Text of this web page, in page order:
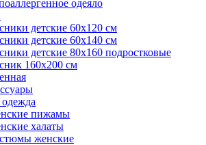
одеяло
детские 60х120 см
детские 60х140 см
детские 80х160 подростковые
160х200 см
пижамы
халаты
женские